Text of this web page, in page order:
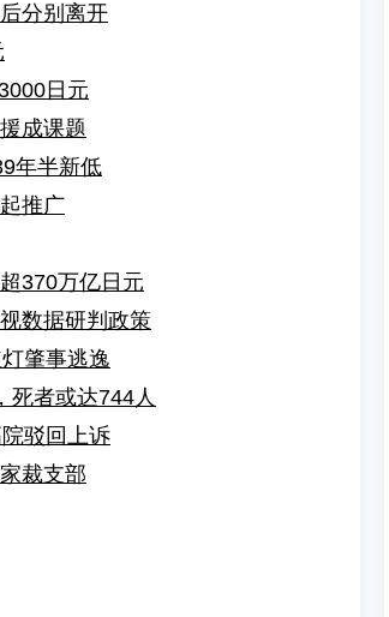
分别离开
日元
成课题
年半新低
推广
370万亿日元
数据研判政策
肇事逃逸
死者或达744人
驳回上诉
裁支部